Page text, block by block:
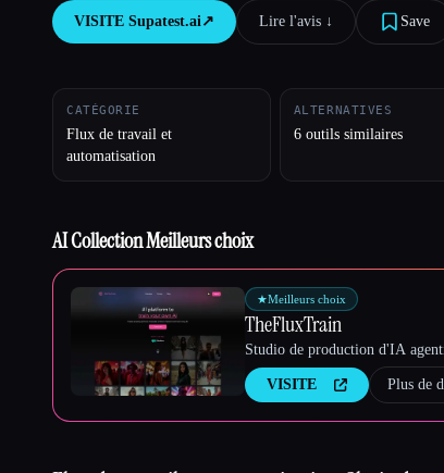
VISITE Supatest.ai↗︎ Lire l'avis ↓︎ Save
CATÉGORIE
Flux de travail et
automatisation
ALTERNATIVES
6 outils similaires
AI Collection Meilleurs choix
★Meilleurs choix
TheFluxTrain
Studio de production d'IA
VISITE Plus de